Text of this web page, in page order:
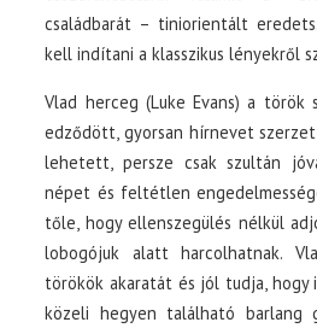
családbarát – tiniorientált
kell indítani a klasszikus lényekről
Vlad herceg (Luke Evans) a török
edződött, gyorsan hírnevet
lehetett, persze csak szultán
népet és feltétlen
tőle, hogy ellenszegülés nélkül
lobogójuk alatt harcolhatnak.
törökök akaratát és jól tudja, hogy
közeli hegyen található barlang